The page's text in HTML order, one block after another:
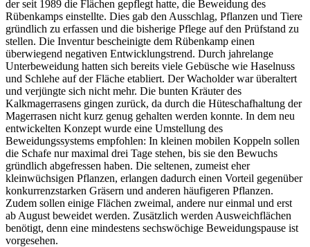
der seit 1989 die Flächen gepflegt hatte, die Beweidung des
Rübenkamps einstellte. Dies gab den Ausschlag, Pflanzen und Tiere
gründlich zu erfassen und die bisherige Pflege auf den Prüfstand zu
stellen. Die Inventur bescheinigte dem Rübenkamp einen
überwiegend negativen Entwicklungstrend. Durch jahrelange
Unterbeweidung hatten sich bereits viele Gebüsche wie Haselnuss
und Schlehe auf der Fläche etabliert. Der Wacholder war überaltert
und verjüngte sich nicht mehr. Die bunten Kräuter des
Kalkmagerrasens gingen zurück, da durch die Hüteschafhaltung der
Magerrasen nicht kurz genug gehalten werden konnte. In dem neu
entwickelten Konzept wurde eine Umstellung des
Beweidungssystems empfohlen: In kleinen mobilen Koppeln sollen
die Schafe nur maximal drei Tage stehen, bis sie den Bewuchs
gründlich abgefressen haben. Die seltenen, zumeist eher
kleinwüchsigen Pflanzen, erlangen dadurch einen Vorteil gegenüber
konkurrenzstarken Gräsern und anderen häufigeren Pflanzen.
Zudem sollen einige Flächen zweimal, andere nur einmal und erst
ab August beweidet werden. Zusätzlich werden Ausweichflächen
benötigt, denn eine mindestens sechswöchige Beweidungspause ist
vorgesehen.